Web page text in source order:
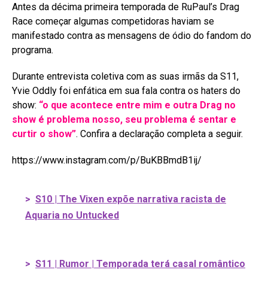
Antes da décima primeira temporada de RuPaul’s Drag
Race começar algumas competidoras haviam se
manifestado contra as mensagens de ódio do fandom do
programa.
Durante entrevista coletiva com as suas irmãs da S11,
Yvie Oddly foi enfática em sua fala contra os haters do
show: “o que acontece entre mim e outra Drag no
show é problema nosso, seu problema é sentar e
curtir o show”. Confira a declaração completa a seguir.
https://www.instagram.com/p/BuKBBmdB1ij/
> S10 | The Vixen expõe narrativa racista de
Aquaria no Untucked
> S11 | Rumor | Temporada terá casal romântico